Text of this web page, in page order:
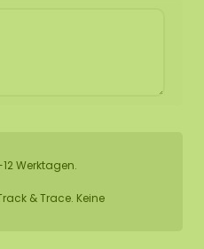
Werktagen.
& Trace. Keine